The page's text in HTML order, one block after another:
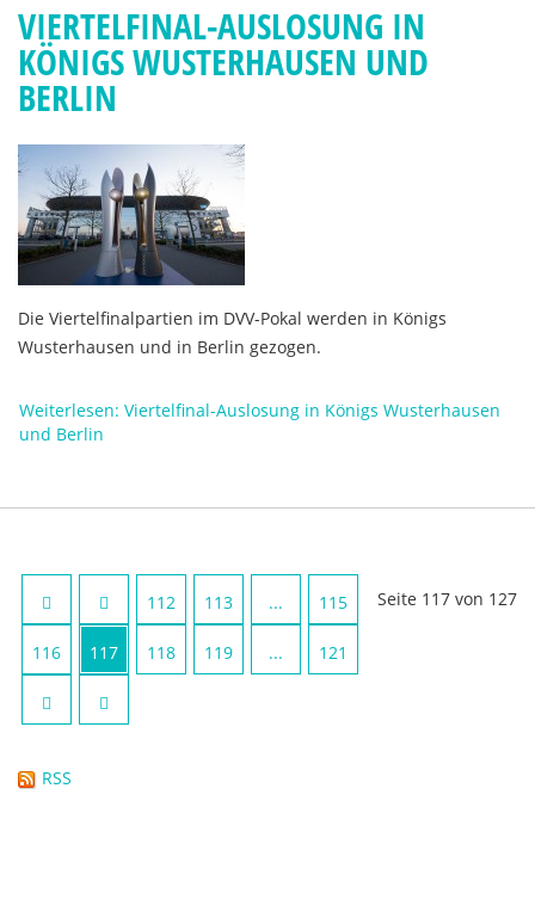
VIERTELFINAL-AUSLOSUNG IN
KÖNIGS WUSTERHAUSEN UND
BERLIN
Die Viertelfinalpartien im DVV-Pokal werden in Königs
Wusterhausen und in Berlin gezogen.
Weiterlesen: Viertelfinal-Auslosung in Königs Wusterhausen
und Berlin
Seite 117 von 127
112 113 ... 115
116 117 118 119 ... 121
RSS